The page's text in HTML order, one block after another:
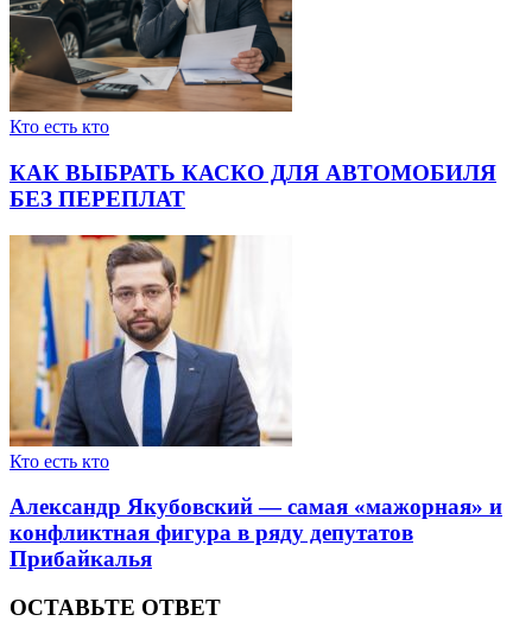
Кто есть кто
КАК ВЫБРАТЬ КАСКО ДЛЯ АВТОМОБИЛЯ
БЕЗ ПЕРЕПЛАТ
Кто есть кто
Александр Якубовский — самая «мажорная» и
конфликтная фигура в ряду депутатов
Прибайкалья
ОСТАВЬТЕ ОТВЕТ